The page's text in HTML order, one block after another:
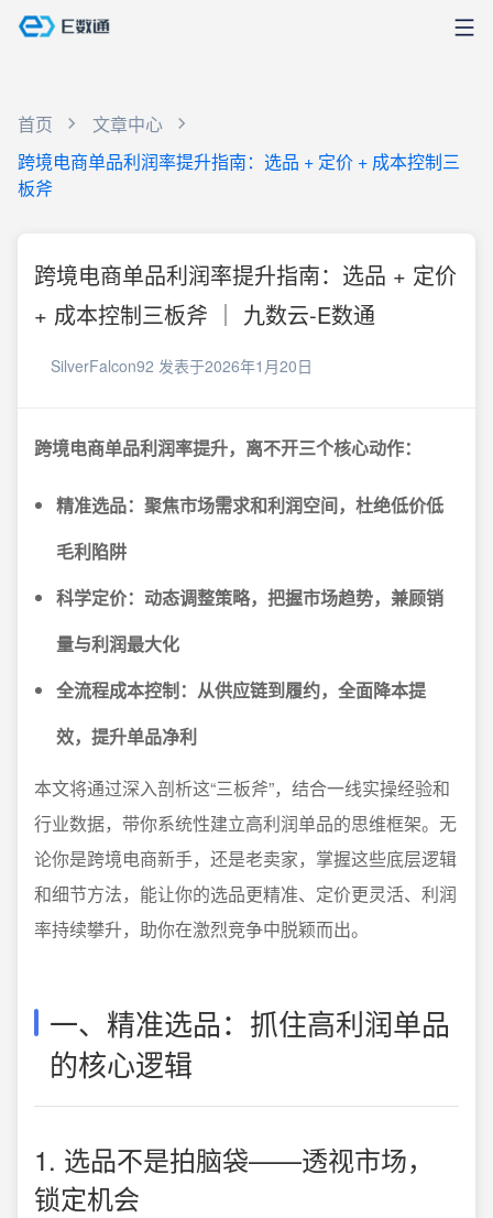
首页
文章中心
跨境电商单品利润率提升指南：选品 + 定价 + 成本控制三
板斧
跨境电商单品利润率提升指南：选品 + 定价
+ 成本控制三板斧 ｜ 九数云-E数通
SilverFalcon92 发表于2026年1月20日
跨境电商单品利润率提升，离不开三个核心动作：
精准选品：聚焦市场需求和利润空间，杜绝低价低
毛利陷阱
科学定价：动态调整策略，把握市场趋势，兼顾销
量与利润最大化
全流程成本控制：从供应链到履约，全面降本提
效，提升单品净利
本文将通过深入剖析这“三板斧”，结合一线实操经验和
行业数据，带你系统性建立高利润单品的思维框架。无
论你是跨境电商新手，还是老卖家，掌握这些底层逻辑
和细节方法，能让你的选品更精准、定价更灵活、利润
率持续攀升，助你在激烈竞争中脱颖而出。
一、精准选品：抓住高利润单品
的核心逻辑
1. 选品不是拍脑袋——透视市场，
锁定机会